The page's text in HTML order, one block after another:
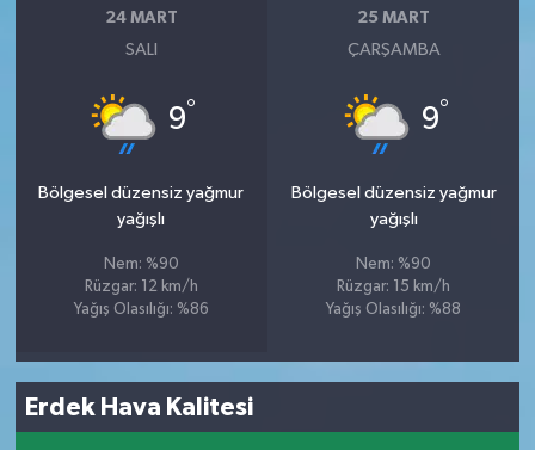
24 MART
SALI
9°
Bölgesel düzensiz yağmur
yağışlı
Nem: %90
Rüzgar: 12 km/h
Yağış Olasılığı: %86
25 MART
ÇARŞAMBA
9°
Bölgesel düzensiz yağmur
yağışlı
Nem: %90
Rüzgar: 15 km/h
Yağış Olasılığı: %88
Erdek Hava Kalitesi